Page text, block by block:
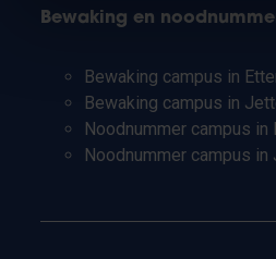
Bewaking en
Bewaking campus in
Bewaking campus in
Noodnummer campus in
Noodnummer campus in